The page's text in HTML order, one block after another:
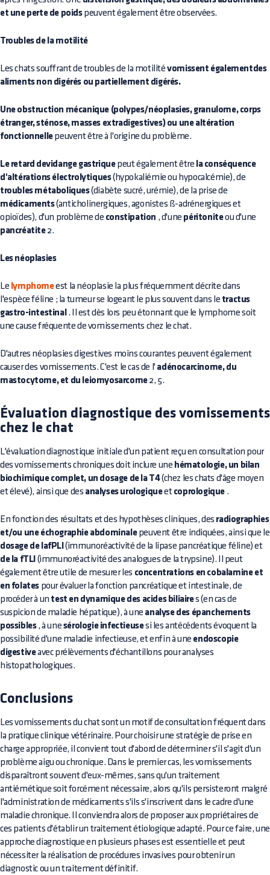
et une perte de poidspeuvent également être observées.
Troubles de la motilité
Les chats souffrant de troubles de la motilitévomissent égalementdes
aliments non digérés ou partiellement digérés.
Une obstruction mécanique (polypes/néoplasies, granulome, corps
étranger, sténose, masses extradigestives) ou une altération
fonctionnellepeuvent être à l'origine du problème.
Le retard devidange gastriquepeut également être la conséquence
d'altérations électrolytiques(hypokaliémie ou hypocalcémie), de
troubles métaboliques(diabète sucré, urémie), de la prise de
médicaments(anticholinergiques, agonistes ß-adrénergiques et
opioïdes), d'un problème de constipation , d'une péritoniteou d'une
pancréatite2.
Les néoplasies
Le lymphomeest la néoplasie la plus fréquemment décrite dans
l'espèce féline ; la tumeur se logeant le plus souvent dans le tractus
gastro-intestinal . Il est dès lors peu étonnant que le lymphome soit
une cause fréquente de vomissements chez le chat.
D'autres néoplasies digestives moins courantes peuvent également
causer des vomissements. C'est le cas de l' adénocarcinome, du
mastocytome, et du leiomyosarcome2, 5.
Évaluation diagnostique des vomissements
chez le chat
L'évaluation diagnostique initiale d'un patient reçu en consultation pour
des vomissements chroniques doit inclure une hématologie, un bilan
biochimique complet, un dosage de la T4(chez les chats d'âge moyen
et élevé), ainsi que des analyses urologiqueet coprologique .
En fonction des résultats et des hypothèses cliniques, des radiographies
et/ou une échographie abdominalepeuvent être indiquées, ainsi que le
dosage de lafPLI (immunoréactivité de la lipase pancréatique féline) et
de la fTLI (immunoréactivité des analogues de la trypsine). Il peut
également être utile de mesurer les concentrations en cobalamine et
en folates pour évaluer la fonction pancréatique et intestinale, de
procéder à un test en dynamique des acides biliaires (en cas de
suspicion de maladie hépatique), à une analyse des épanchements
possibles, à une sérologie infectieusesi les antécédents évoquent la
possibilité d'une maladie infectieuse, et enfin à une endoscopie
digestiveavec prélèvements d'échantillons pour analyses
histopathologiques.
Conclusions
Les vomissements du chat sont un motif de consultation fréquent dans
la pratique clinique vétérinaire. Pour choisir une stratégie de prise en
charge appropriée, il convient tout d'abord de déterminer s'il s'agit d'un
problème aigu ou chronique. Dans le premier cas, les vomissements
disparaîtront souvent d'eux-mêmes, sans qu'un traitement
antiémétique soit forcément nécessaire, alors qu'ils persisteront malgré
l'administration de médicaments s'ils s'inscrivent dans le cadre d'une
maladie chronique. Il conviendra alors de proposer aux propriétaires de
ces patients d'établir un traitement étiologique adapté. Pour ce faire, une
approche diagnostique en plusieurs phases est essentielle et peut
nécessiter la réalisation de procédures invasives pour obtenir un
diagnostic ou un traitement définitif.